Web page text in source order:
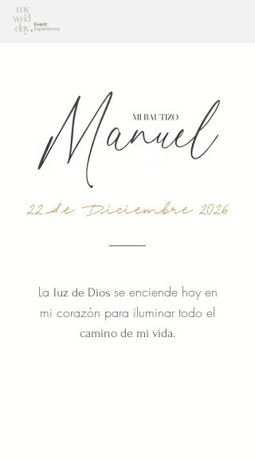
22 de Diciembre 2026
La luz de Dios se enciende hoy en
mi corazón para iluminar todo el
camino de mi vida.